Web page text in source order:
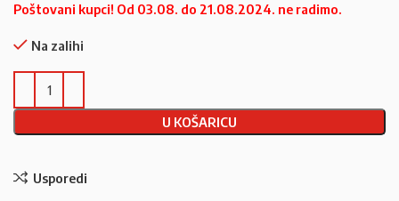
Poštovani kupci! Od 03.08. do 21.08.2024. ne radimo.
Na zalihi
U KOŠARICU
Usporedi